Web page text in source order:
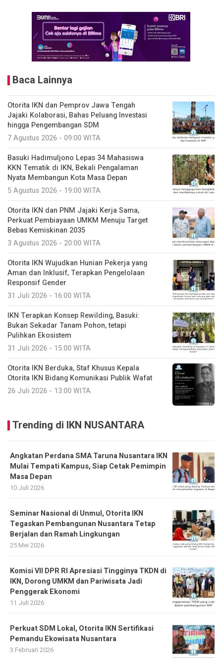
Baca Lainnya
Otorita IKN dan Pemprov Jawa Tengah
Jajaki Kolaborasi, Bahas Peluang Investasi
hingga Pengembangan SDM
7 Agustus 2026 - 09:00 WITA
Basuki Hadimuljono Lepas 34 Mahasiswa
KKN Tematik di IKN, Bekali Pengalaman
Nyata Membangun Kota Masa Depan
5 Agustus 2026 - 19:00 WITA
Otorita IKN dan PNM Jajaki Kerja Sama,
Perkuat Pembiayaan UMKM Menuju Target
Bebas Kemiskinan 2035
3 Agustus 2026 - 20:00 WITA
Otorita IKN Wujudkan Hunian Pekerja yang
Aman dan Inklusif, Terapkan Pengelolaan
Responsif Gender
31 Juli 2026 - 16:00 WITA
IKN Terapkan Konsep Rewilding, Basuki:
Bukan Sekadar Tanam Pohon, tetapi
Pulihkan Ekosistem
31 Juli 2026 - 15:00 WITA
Otorita IKN Berduka, Staf Khusus Kepala
Otorita IKN Bidang Komunikasi Publik Wafat
26 Juli 2026 - 13:00 WITA
Trending di IKN NUSANTARA
Angkatan Perdana SMA Taruna Nusantara IKN
Mulai Tempati Kampus, Siap Cetak Pemimpin
Masa Depan
10 Juli 2026
Seminar Nasional di Unmul, Otorita IKN
Tegaskan Pembangunan Nusantara Tetap
Berjalan dan Ramah Lingkungan
25 Mei 2026
Komisi VII DPR RI Apresiasi Tingginya TKDN di
IKN, Dorong UMKM dan Pariwisata Jadi
Penggerak Ekonomi
11 Juli 2026
Perkuat SDM Lokal, Otorita IKN Sertifikasi
Pemandu Ekowisata Nusantara
3 Februari 2026